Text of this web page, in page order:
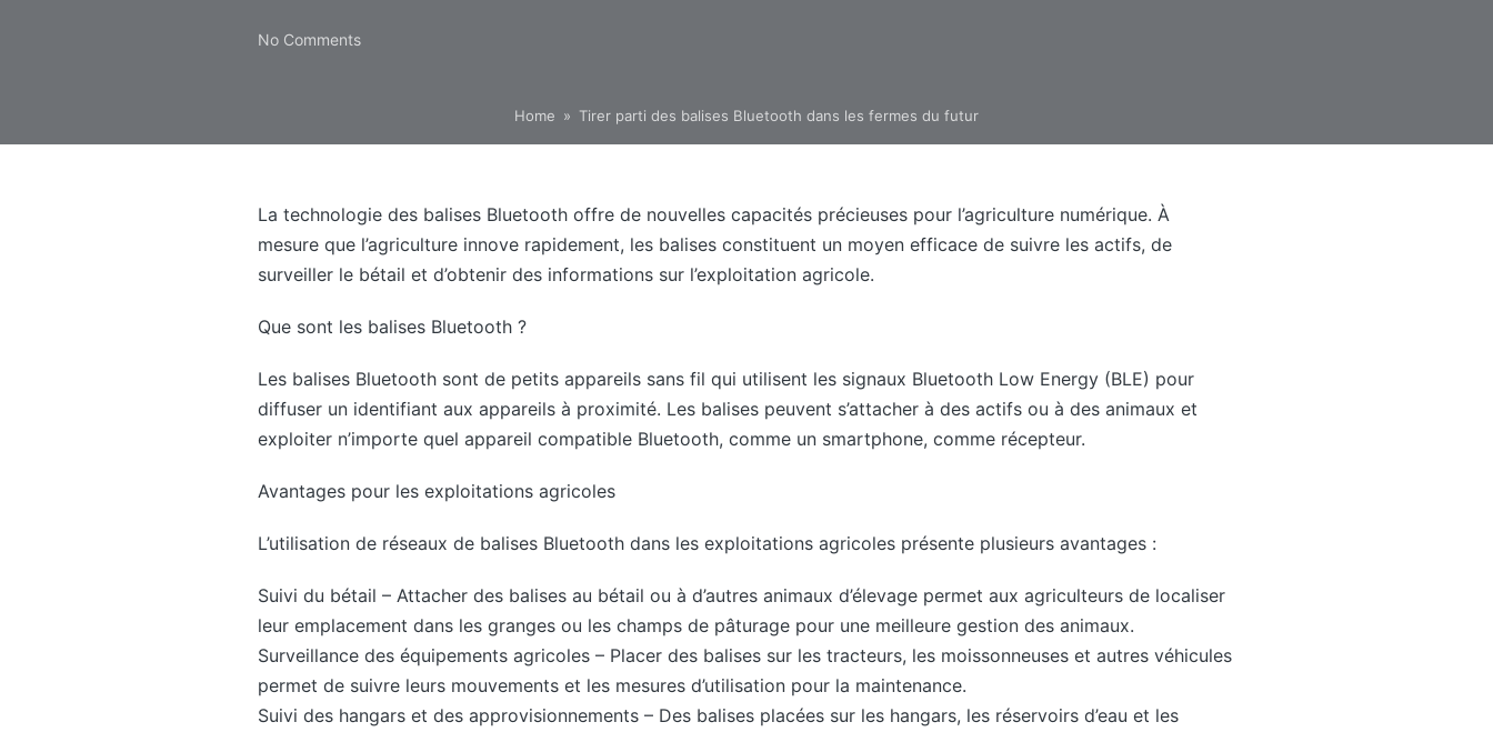
No Comments
Home » Tirer parti des balises Bluetooth dans les fermes du futur
La technologie des balises Bluetooth offre de nouvelles capacités précieuses pour l’agriculture numérique. À
mesure que l’agriculture innove rapidement, les balises constituent un moyen efficace de suivre les actifs, de
surveiller le bétail et d’obtenir des informations sur l’exploitation agricole.
Que sont les balises Bluetooth ?
Les balises Bluetooth sont de petits appareils sans fil qui utilisent les signaux Bluetooth Low Energy (BLE) pour
diffuser un identifiant aux appareils à proximité. Les balises peuvent s’attacher à des actifs ou à des animaux et
exploiter n’importe quel appareil compatible Bluetooth, comme un smartphone, comme récepteur.
Avantages pour les exploitations agricoles
L’utilisation de réseaux de balises Bluetooth dans les exploitations agricoles présente plusieurs avantages :
Suivi du bétail – Attacher des balises au bétail ou à d’autres animaux d’élevage permet aux agriculteurs de localiser
leur emplacement dans les granges ou les champs de pâturage pour une meilleure gestion des animaux.
Surveillance des équipements agricoles – Placer des balises sur les tracteurs, les moissonneuses et autres véhicules
permet de suivre leurs mouvements et les mesures d’utilisation pour la maintenance.
Suivi des hangars et des approvisionnements – Des balises placées sur les hangars, les réservoirs d’eau et les